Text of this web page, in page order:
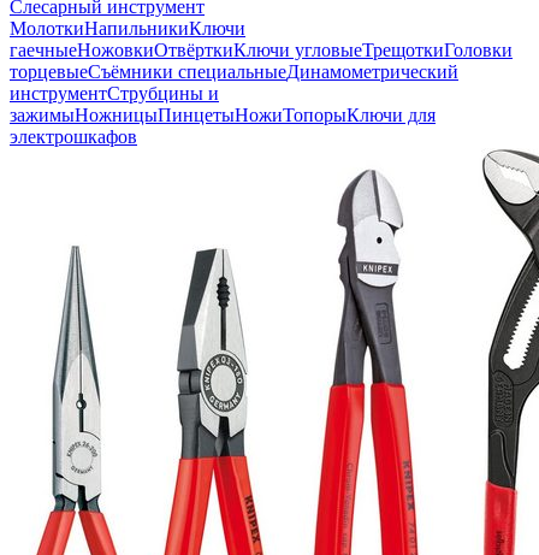
Слесарный инструмент
МолоткиНапильникиКлючи
гаечныеНожовкиОтвёрткиКлючи угловыеТрещоткиГоловки
торцевыеСъёмники специальныеДинамометрический
инструментСтрубцины и
зажимыНожницыПинцетыНожиТопорыКлючи для
электрошкафов